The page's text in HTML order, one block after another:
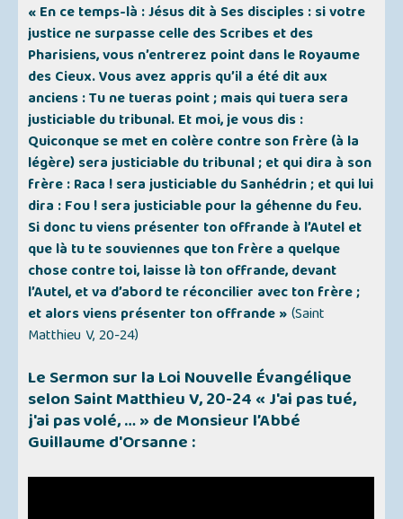
« En ce temps-là : Jésus dit à Ses disciples : si votre
justice ne surpasse celle des Scribes et des
Pharisiens, vous n’entrerez point dans le Royaume
des Cieux. Vous avez appris qu’il a été dit aux
anciens : Tu ne tueras point ; mais qui tuera sera
justiciable du tribunal. Et moi, je vous dis :
Quiconque se met en colère contre son frère (à la
légère) sera justiciable du tribunal ; et qui dira à son
frère : Raca ! sera justiciable du Sanhédrin ; et qui lui
dira : Fou ! sera justiciable pour la géhenne du feu.
Si donc tu viens présenter ton offrande à l’Autel et
que là tu te souviennes que ton frère a quelque
chose contre toi, laisse là ton offrande, devant
l’Autel, et va d’abord te réconcilier avec ton frère ;
et alors viens présenter ton offrande »(Saint
Matthieu V, 20-24)
Le Sermon sur la Loi Nouvelle Évangélique
selon Saint Matthieu V, 20-24« J'ai pas tué,
j'ai pas volé, … »de Monsieur l’Abbé
Guillaume d'Orsanne :